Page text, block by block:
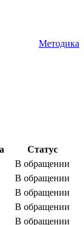
Статус
В обращении
В обращении